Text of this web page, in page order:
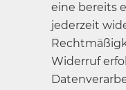
eine bereits
jederzeit
Widerruf